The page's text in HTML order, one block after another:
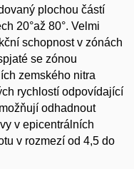
plochou částí
20°až 80°. Velmi
schopnost v zónách
se zónou
zemského nitra
rychlostí odpovídající
odhadnout
v epicentrálních
v rozmezí od 4,5 do